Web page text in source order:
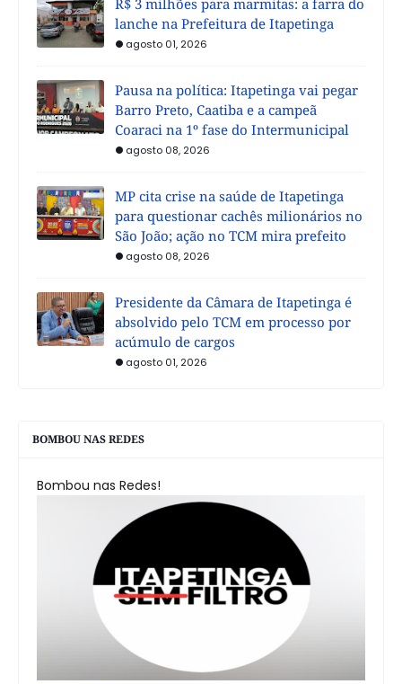
R$ 3 milhões para marmitas: a farra do
lanche na Prefeitura de Itapetinga
agosto 01, 2026
Pausa na política: Itapetinga vai pegar
Barro Preto, Caatiba e a campeã
Coaraci na 1º fase do Intermunicipal
agosto 08, 2026
MP cita crise na saúde de Itapetinga
para questionar cachês milionários no
São João; ação no TCM mira prefeito
agosto 08, 2026
Presidente da Câmara de Itapetinga é
absolvido pelo TCM em processo por
acúmulo de cargos
agosto 01, 2026
BOMBOU NAS REDES
Bombou nas Redes!